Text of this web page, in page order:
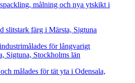
målning och nya ytskikt i
slitstark färg i Märsta, Sigtuna
för långvarigt
Sigtuna, Stockholms län
målades för tät yta i Odensala,